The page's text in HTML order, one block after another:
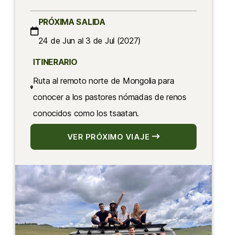
PRÓXIMA SALIDA
24 de Jun al 3 de Jul (2027)
ITINERARIO
Ruta al remoto norte de Mongolia para
conocer a los pastores nómadas de renos
conocidos como los tsaatan.
VER PRÓXIMO VIAJE